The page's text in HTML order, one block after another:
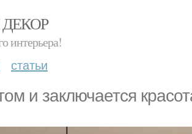
интерьера!
статьи
и заключается